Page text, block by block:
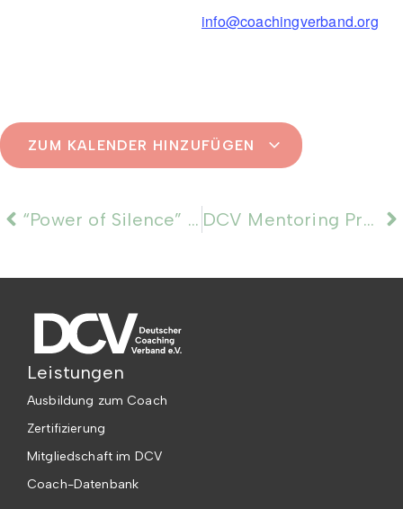
info@coachingverband.org
ZUM KALENDER HINZUFÜGEN
“Power of Silence” mit Dr. Klaus P. Horn DCV Mentoring Programm 2026: Kickoff
Leistungen
Ausbildung zum Coach
Zertifizierung
Mitgliedschaft im DCV
Coach-Datenbank